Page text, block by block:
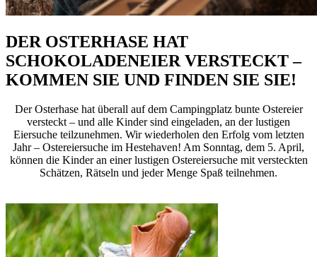
DER OSTERHASE HAT
SCHOKOLADENEIER VERSTECKT –
KOMMEN SIE UND FINDEN SIE SIE!
Der Osterhase hat überall auf dem Campingplatz bunte Ostereier
versteckt – und alle Kinder sind eingeladen, an der lustigen
Eiersuche teilzunehmen. Wir wiederholen den Erfolg vom letzten
Jahr – Ostereiersuche im Hestehaven! Am Sonntag, dem 5. April,
können die Kinder an einer lustigen Ostereiersuche mit versteckten
Schätzen, Rätseln und jeder Menge Spaß teilnehmen.